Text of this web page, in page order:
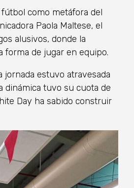
como metáfora del
Paola Maltese, el
alusivos, donde la
forma de jugar en equipo.
jornada estuvo atravesada
dinámica tuvo su cuota de
Day ha sabido construir